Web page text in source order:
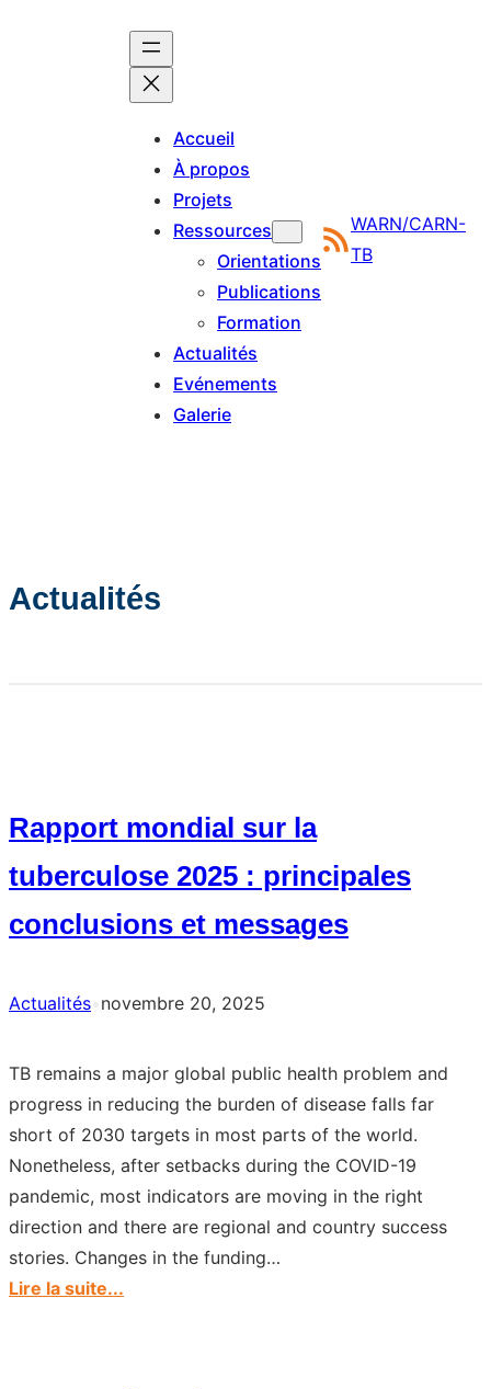
Accueil
À propos
Projets
Ressources
Orientations
Publications
Formation
Actualités
Evénements
Galerie
WARN/CARN-
TB
Actualités
Rapport mondial sur la
tuberculose 2025 : principales
conclusions et messages
Actualités novembre 20, 2025
TB remains a major global public health problem and
progress in reducing the burden of disease falls far
short of 2030 targets in most parts of the world.
Nonetheless, after setbacks during the COVID-19
pandemic, most indicators are moving in the right
direction and there are regional and country success
stories. Changes in the funding…
Lire la suite...